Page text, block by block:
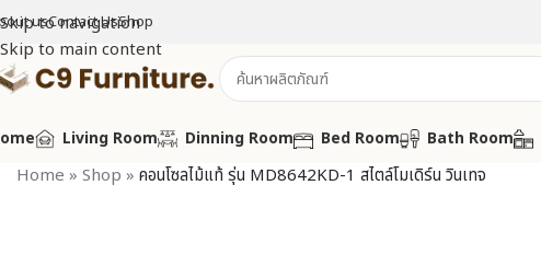
Skip to navigation
Skip to main content
usContact UsShop
Living Room Dinning Room Bed Room Bath Room
Home » Shop » คอนโซลไม้แท้ รุ่น MD8642KD-1 สไตล์โมเดิร์น วินเทจ